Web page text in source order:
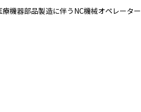
療機器部品製造に伴うNC機械オペレーター